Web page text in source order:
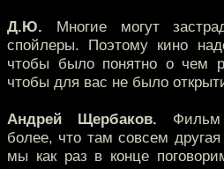
Д.Ю. Многие могут
спойлеры. Поэтому кино
чтобы было понятно о чем
чтобы для вас не было
Андрей Щербаков. Фильм
более, что там совсем
мы как раз в конце